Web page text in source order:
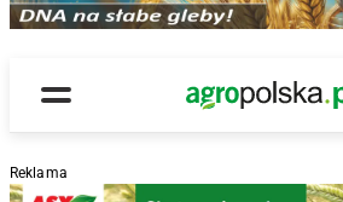
Menu
Main Logo
Reklama